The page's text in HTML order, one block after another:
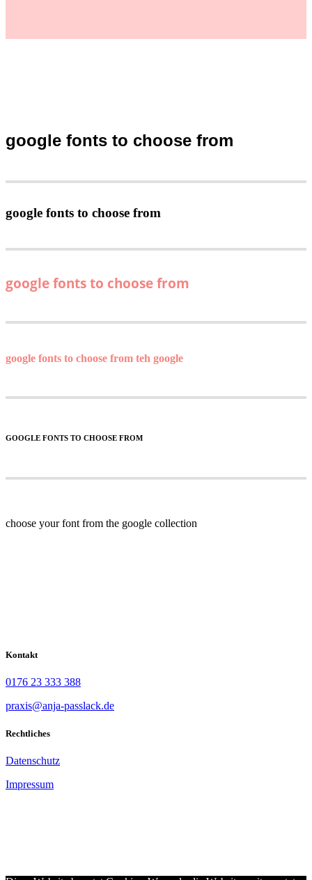
google fonts to choose from
google fonts to choose from
google fonts to choose from
google fonts to choose from teh google
GOOGLE FONTS TO CHOOSE FROM
choose your font from the google collection
Kontakt
0176 23 333 388
praxis@anja-passlack.de
Rechtliches
Datenschutz
Impressum